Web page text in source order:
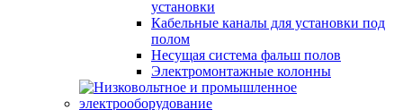
установки
Кабельные каналы для установки под
полом
Несущая система фальш полов
Электромонтажные колонны